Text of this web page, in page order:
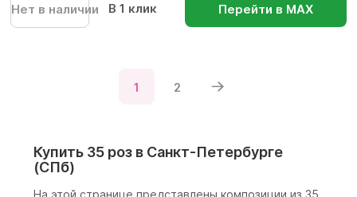
Нет в наличии В 1 клик Перейти в МАХ
1 2
Купить 35 роз в Санкт-Петербурге
(СПб)